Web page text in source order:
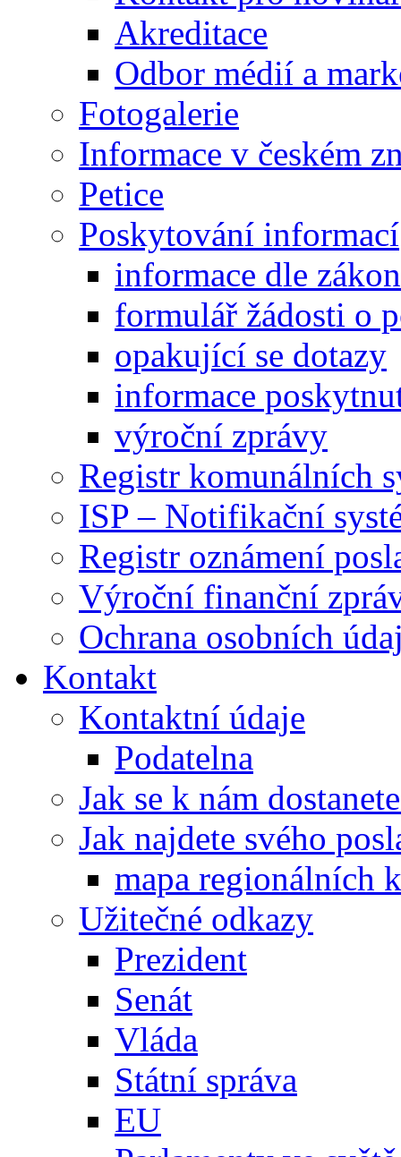
Akreditace
Odbor médií a
Fotogalerie
Informace v českém
Petice
Poskytování informací
informace dle
formulář žádosti o
opakující se dotazy
informace
výroční zprávy
Registr komunálních
ISP – Notifikační
Registr oznámení
Výroční finanční
Ochrana osobních
Kontakt
Kontaktní údaje
Podatelna
Jak se k nám
Jak najdete svého
mapa regionálních
Užitečné odkazy
Prezident
Senát
Vláda
Státní správa
EU